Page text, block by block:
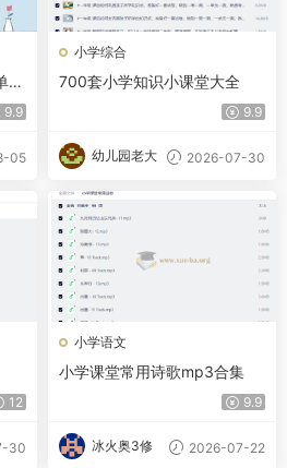
元
9.9
05
小学综合
700套小学知识小课堂大全
9.9
幼儿园老大 2026-07-30
12
30
小学语文
小学课堂常用诗歌mp3合集
9.9
冰火奥3修 2026-07-22